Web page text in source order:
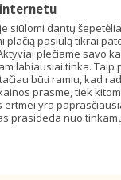
siūlomi dantų
plačią pasiūlą tikrai
plečiame savo
labiausiai tinka. Taip
būti ramiu, kad
prasme, tiek
ertmei yra
prasideda nuo